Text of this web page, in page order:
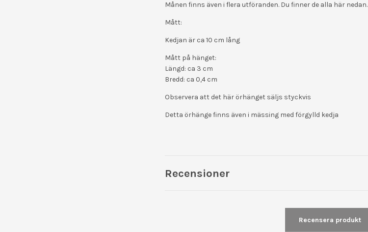
Månen finns även i flera utföranden. Du finner de alla här nedan.
Mått:
Kedjan är ca 10 cm lång
Mått på hänget:
Längd: ca 3 cm
Bredd: ca 0,4 cm
Observera att det här örhänget säljs styckvis
Detta örhänge finns även i mässing med förgylld kedja
Recensioner
Recensera produkt